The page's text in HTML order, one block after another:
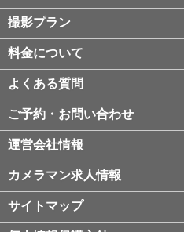
撮影プラン
料金について
よくある質問
ご予約・お問い合わせ
運営会社情報
カメラマン求人情報
サイトマップ